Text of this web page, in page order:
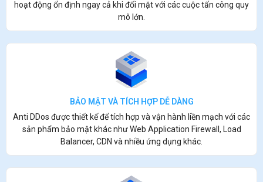
hoạt động ổn định ngay cả khi đối mặt với các cuộc tấn công quy
mô lớn.
BẢO MẬT VÀ TÍCH HỢP DỄ DÀNG
Anti DDos được thiết kế để tích hợp và vận hành liền mạch với các
sản phẩm bảo mật khác như Web Application Firewall, Load
Balancer, CDN và nhiều ứng dụng khác.